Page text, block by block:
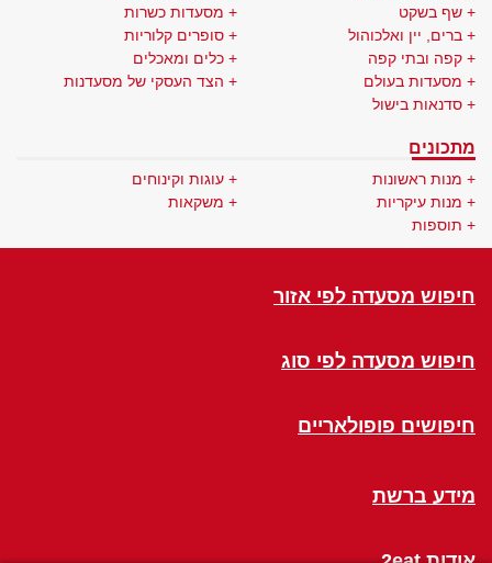
שף בשקט
ברים, יין ואלכוהול
קפה ובתי קפה
מסעדות בעולם
סדנאות בישול
מסעדות כשרות
סופרים קלוריות
כלים ומאכלים
הצד העסקי של מסעדנות
מתכונים
מנות ראשונות
מנות עיקריות
תוספות
עוגות וקינוחים
משקאות
חיפוש מסעדה לפי אזור
חיפוש מסעדה לפי סוג
חיפושים פופולאריים
מידע ברשת